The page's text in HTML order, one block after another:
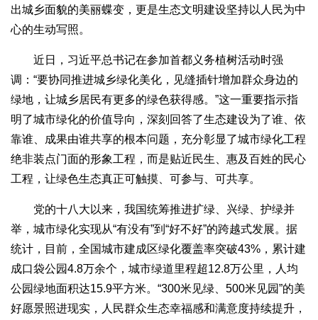
出城乡面貌的美丽蝶变，更是生态文明建设坚持以人民为中
心的生动写照。
近日，习近平总书记在参加首都义务植树活动时强
调：“要协同推进城乡绿化美化，见缝插针增加群众身边的
绿地，让城乡居民有更多的绿色获得感。”这一重要指示指
明了城市绿化的价值导向，深刻回答了生态建设为了谁、依
靠谁、成果由谁共享的根本问题，充分彰显了城市绿化工程
绝非装点门面的形象工程，而是贴近民生、惠及百姓的民心
工程，让绿色生态真正可触摸、可参与、可共享。
党的十八大以来，我国统筹推进扩绿、兴绿、护绿并
举，城市绿化实现从“有没有”到“好不好”的跨越式发展。据
统计，目前，全国城市建成区绿化覆盖率突破43%，累计建
成口袋公园4.8万余个，城市绿道里程超12.8万公里，人均
公园绿地面积达15.9平方米。“300米见绿、500米见园”的美
好愿景照进现实，人民群众生态幸福感和满意度持续提升，